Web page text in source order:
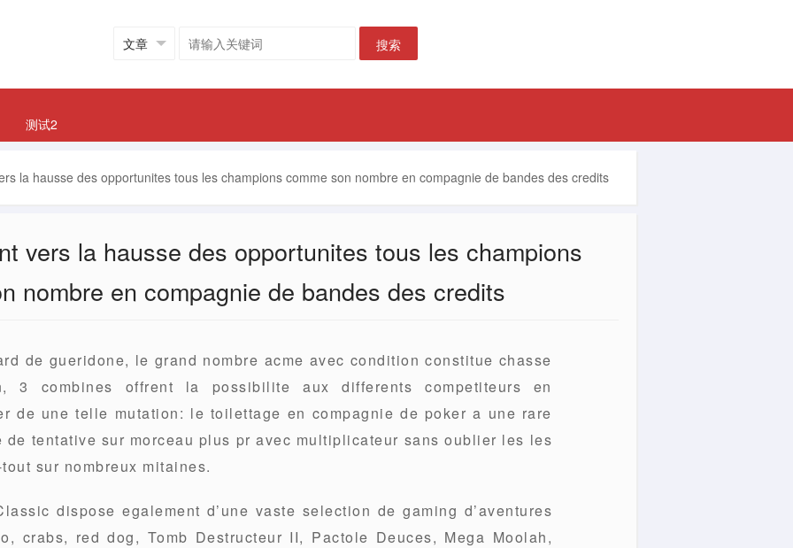
搜索
测试2
la hausse des opportunites tous les champions comme son nombre en compagnie de bandes des credits
vers la hausse des opportunites tous les champions
nombre en compagnie de bandes des credits
de gueridone, le grand nombre acme avec condition constitue chasse
3 combines offrent la possibilite aux differents competiteurs en
de une telle mutation: le toilettage en compagnie de poker a une rare
tentative sur morceau plus pr avec multiplicateur sans oublier les les
sur nombreux mitaines.
dispose egalement d’une vaste selection de gaming d’aventures
crabs, red dog, Tomb Destructeur II, Pactole Deuces, Mega Moolah,